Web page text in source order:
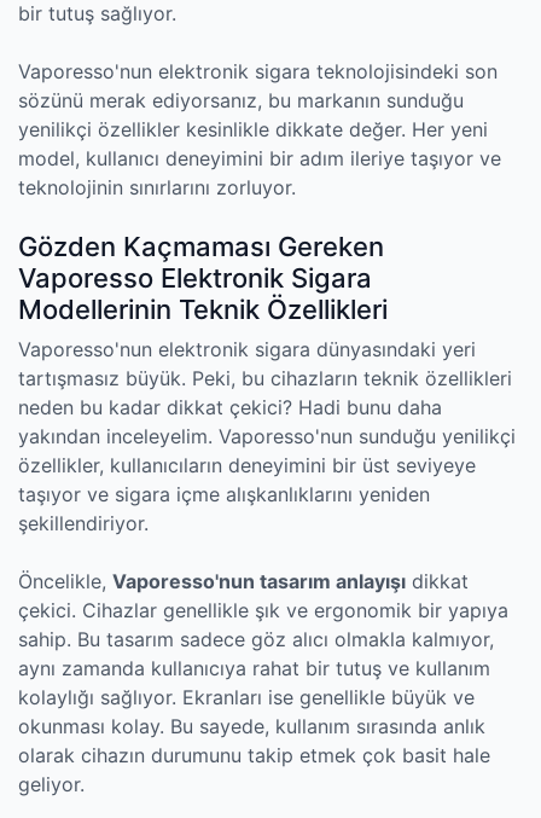
bir tutuş sağlıyor.
Vaporesso'nun elektronik sigara teknolojisindeki son
sözünü merak ediyorsanız, bu markanın sunduğu
yenilikçi özellikler kesinlikle dikkate değer. Her yeni
model, kullanıcı deneyimini bir adım ileriye taşıyor ve
teknolojinin sınırlarını zorluyor.
Gözden Kaçmaması Gereken
Vaporesso Elektronik Sigara
Modellerinin Teknik Özellikleri
Vaporesso'nun elektronik sigara dünyasındaki yeri
tartışmasız büyük. Peki, bu cihazların teknik özellikleri
neden bu kadar dikkat çekici? Hadi bunu daha
yakından inceleyelim. Vaporesso'nun sunduğu yenilikçi
özellikler, kullanıcıların deneyimini bir üst seviyeye
taşıyor ve sigara içme alışkanlıklarını yeniden
şekillendiriyor.
Öncelikle, Vaporesso'nun tasarım anlayışı dikkat
çekici. Cihazlar genellikle şık ve ergonomik bir yapıya
sahip. Bu tasarım sadece göz alıcı olmakla kalmıyor,
aynı zamanda kullanıcıya rahat bir tutuş ve kullanım
kolaylığı sağlıyor. Ekranları ise genellikle büyük ve
okunması kolay. Bu sayede, kullanım sırasında anlık
olarak cihazın durumunu takip etmek çok basit hale
geliyor.